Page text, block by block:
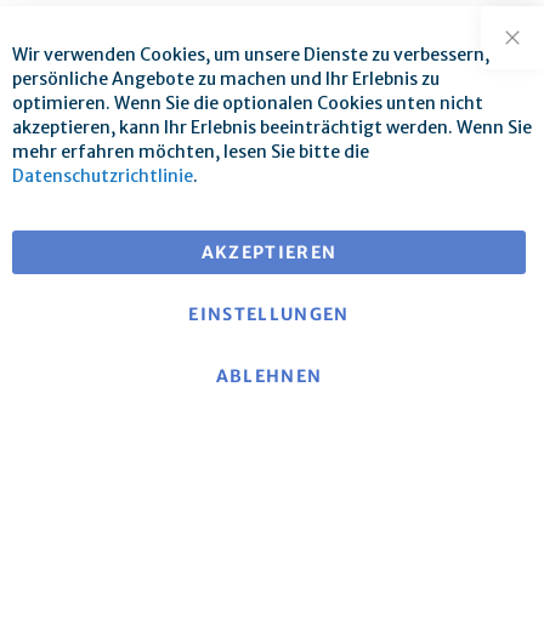
service@mse-pharma.de
bei Versand innerhalb EU
Wir verwenden Cookies, um unsere Dienste zu verbessern,
persönliche Angebote zu machen und Ihr Erlebnis zu
optimieren. Wenn Sie die optionalen Cookies unten nicht
akzeptieren, kann Ihr Erlebnis beeinträchtigt werden. Wenn Sie
mehr erfahren möchten, lesen Sie bitte die
Datenschutzrichtlinie.
AKZEPTIEREN
EINSTELLUNGEN
ABLEHNEN